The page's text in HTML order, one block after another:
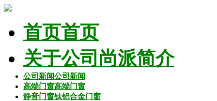
首页首页
关于公司 尚派简介
公司新闻公司新闻
高端门窗高端门窗
静音门窗钛铝合金门窗